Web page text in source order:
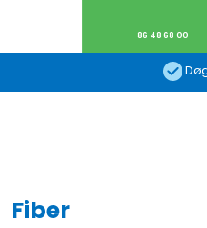
86 48 68 00​
Fiber​